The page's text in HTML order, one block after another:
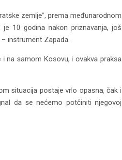
zemlje”, prema međunarodnom
10 godina nakon priznavanja, još
instrument Zapada.
i na samom Kosovu, i ovakva praksa
situacija postaje vrlo opasna, čak i
da se nećemo potčiniti njegovoj